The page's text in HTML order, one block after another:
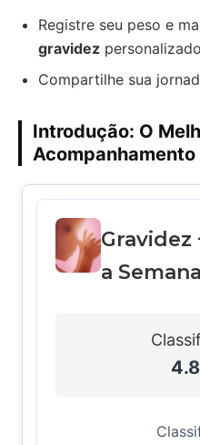
Registre seu peso e
gravidez personalizado
Compartilhe sua
Introdução: O
Gravidez
a Semana